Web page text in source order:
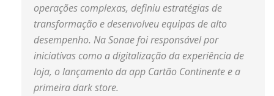
operações complexas, definiu estratégias de
transformação e desenvolveu equipas de alto
desempenho. Na Sonae foi responsável por
iniciativas como a digitalização da experiência de
loja, o lançamento da app Cartão Continente e a
primeira dark store.